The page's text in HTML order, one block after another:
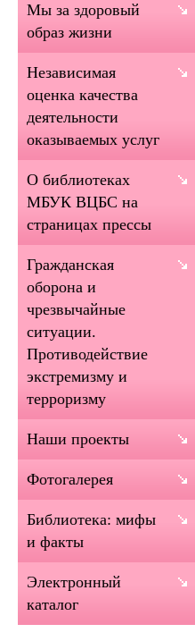
Мы за здоровый
образ жизни
Независимая
оценка качества
деятельности
оказываемых услуг
О библиотеках
МБУК ВЦБС на
страницах прессы
Гражданская
оборона и
чрезвычайные
ситуации.
Противодействие
экстремизму и
терроризму
Наши проекты
Фотогалерея
Библиотека: мифы
и факты
Электронный
каталог